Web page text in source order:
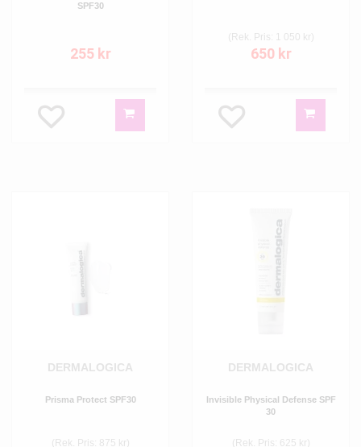
SPF30
255 kr
(Rek. Pris: 1 050 kr)
650 kr
DERMALOGICA
Prisma Protect SPF30
(Rek. Pris: 875 kr)
DERMALOGICA
Invisible Physical Defense SPF
30
(Rek. Pris: 625 kr)